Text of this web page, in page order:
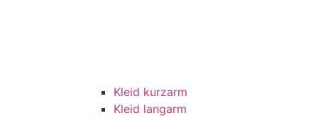
Kleid kurzarm
Kleid langarm